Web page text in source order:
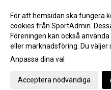
Tillsammans är vi Ackers Funkiz-
delaktighet alltid står i centrum.
Gå till
För att hemsidan ska fungera
cookies från SportAdmin.
Föreningen kan också
eller marknadsföring. Du väljer
Anpassa dina val
Acceptera nödvändiga